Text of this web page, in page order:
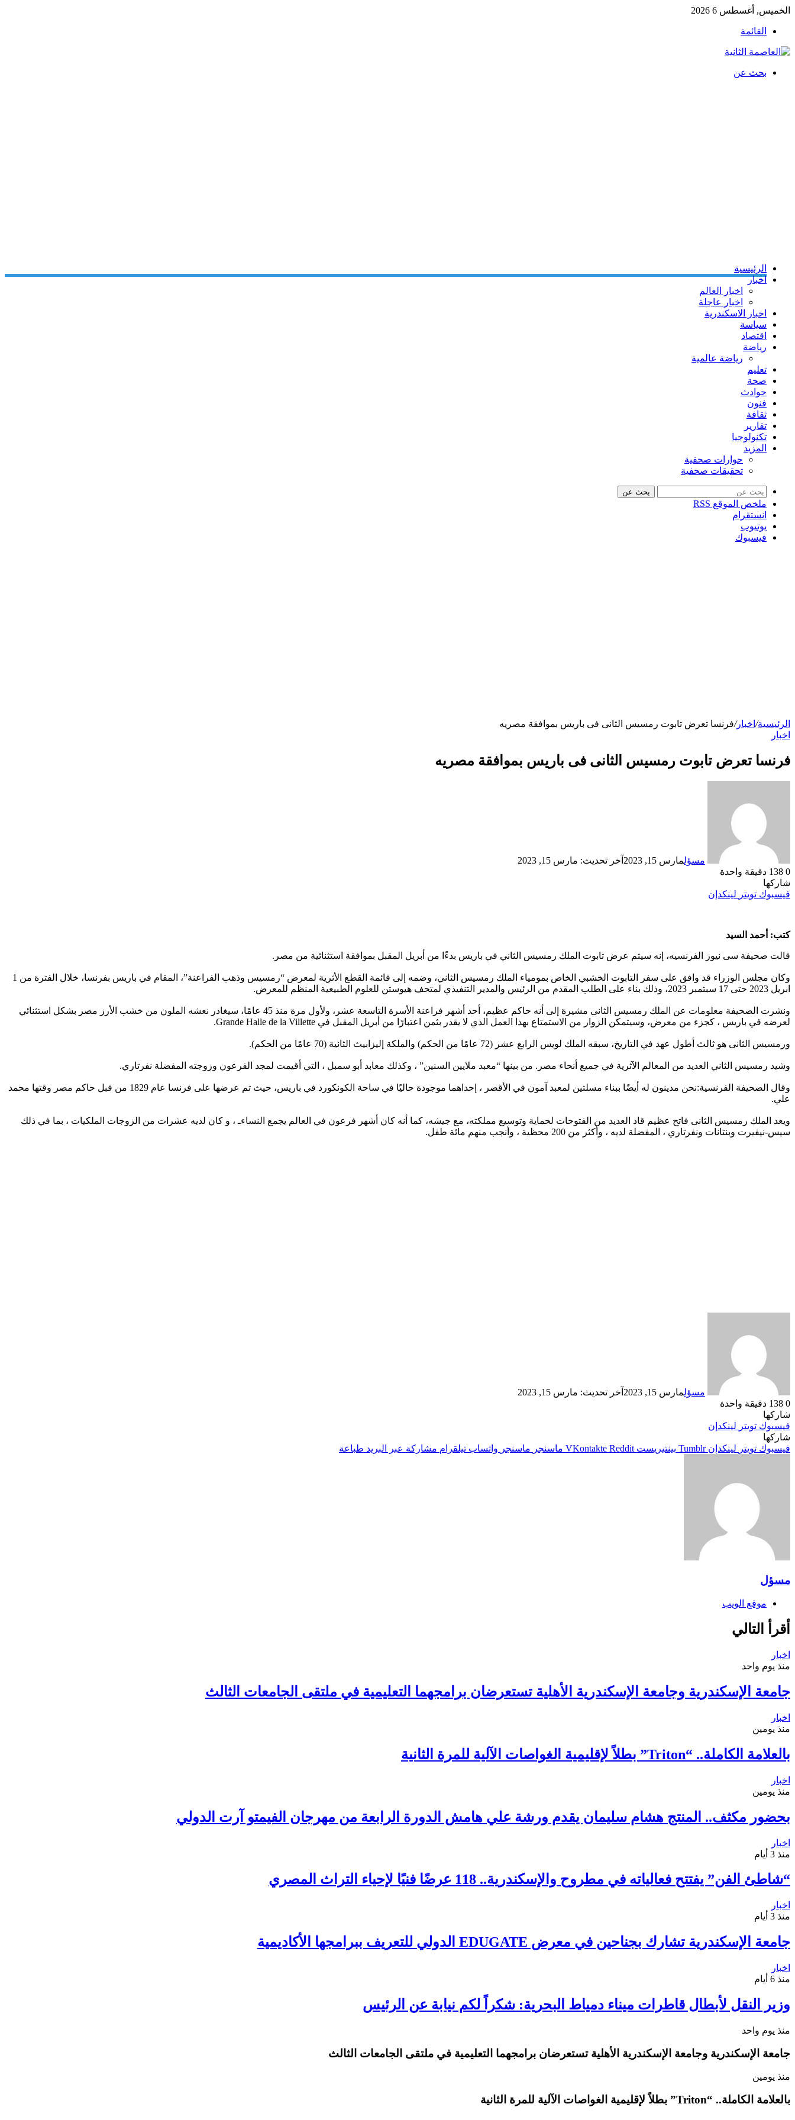
الخميس, أغسطس 6 2026
القائمة
بحث عن
الرئيسية
اخبار
اخبار العالم
اخبار عاجلة
اخبار الاسكندرية
سياسة
اقتصاد
رياضة
رياضة عالمية
تعليم
صحة
حوادث
فنون
ثقافة
تقارير
تكنولوجيا
المزيد
حوارات صحفية
تحقيقات صحفية
بحث عن
ملخص الموقع RSS
انستقرام
يوتيوب
فيسبوك
الرئيسية/ اخبار/فرنسا تعرض تابوت رمسيس الثانى فى باريس بموافقة مصريه
اخبار
فرنسا تعرض تابوت رمسيس الثانى فى باريس بموافقة مصريه
مسؤلمارس 15, 2023
آخر تحديث: مارس 15, 2023
0
دقيقة واحدة
شاركها
فيسبوك تويتر لينكدإن
كتب: أحمد السيد
قالت صحيفة سى نيوز الفرنسيه، إنه سيتم عرض تابوت الملك رمسيس الثاني في باريس بدءًا من أبريل المقبل بموافقة استثنائية من مصر.
وكان مجلس الوزراء قد وافق على سفر التابوت الخشبي الخاص بمومياء الملك رمسيس الثاني، وضمه إلى قائمة القطع الأثرية لمعرض “رمسيس وذهب الفراعنة”، المقام في باريس بفرنسا، خلال الفترة من 1
ابريل 2023 حتى 17 سبتمبر 2023، وذلك بناء على الطلب المقدم من الرئيس والمدير التنفيذي لمتحف هيوستن للعلوم الطبيعية المنظم للمعرض.
ونشرت الصحيفة معلومات عن الملك رمسيس الثانى مشيرة إلى أنه حاكم عظيم، أحد أشهر فراعنة الأسرة التاسعة عشر، ولأول مرة منذ 45 عامًا، سيغادر نعشه الملون من خشب الأرز مصر بشكل استثنائي
لعرضه في باريس ، كجزء من معرض، وسيتمكن الزوار من الاستمتاع بهذا العمل الذي لا يقدر بثمن اعتبارًا من أبريل المقبل في Grande Halle de la Villette.
ورمسيس الثانى هو ثالث أطول عهد في التاريخ، سبقه الملك لويس الرابع عشر (72 عامًا من الحكم) والملكة إليزابيث الثانية (70 عامًا من الحكم).
وشيد رمسيس الثاني العديد من المعالم الآثرية في جميع أنحاء مصر. من بينها “معبد ملايين السنين” ، وكذلك معابد أبو سمبل ، التي أقيمت لمجد الفرعون وزوجته المفضلة نفرتاري.
وقال الصحيفة الفرنسية:نحن مدينون له أيضًا ببناء مسلتين لمعبد آمون في الأقصر ، إحداهما موجودة حاليًا في ساحة الكونكورد في باريس، حيث تم عرضها على فرنسا عام 1829 من قبل حاكم مصر وقتها محمد
علي.
ويعد الملك رمسيس الثانى فاتح عظيم قاد العديد من الفتوحات لحماية وتوسيع مملكته، مع جيشه، كما أنه كان أشهر فرعون في العالم يجمع النساءـ ، و كان لديه عشرات من الزوجات الملكيات ، بما في ذلك
سيس-نيفيرت وبنتانات ونفرتاري ، المفضلة لديه ، وأكثر من 200 محظية ، وأنجب منهم مائة طفل.
مسؤلمارس 15, 2023
آخر تحديث: مارس 15, 2023
0
دقيقة واحدة
شاركها
فيسبوك تويتر لينكدإن
شاركها
فيسبوك تويتر لينكدإن بينتيريست ماسنجر ماسنجر واتساب تيلقرام مشاركة عبر البريد طباعة
مسؤل
موقع الويب
أقرأ التالي
اخبار
منذ يوم واحد
جامعة الإسكندرية وجامعة الإسكندرية الأهلية تستعرضان برامجهما التعليمية في ملتقى الجامعات الثالث
اخبار
منذ يومين
بالعلامة الكاملة.. “Triton” بطلاً لإقليمية الغواصات الآلية للمرة الثانية
اخبار
منذ يومين
بحضور مكثف.. المنتج هشام سليمان يقدم ورشة علي هامش الدورة الرابعة من مهرجان الفيمتو آرت الدولي
اخبار
منذ 3 أيام
“شاطئ الفن” يفتتح فعالياته في مطروح والإسكندرية.. 118 عرضًا فنيًا لإحياء التراث المصري
اخبار
منذ 3 أيام
جامعة الإسكندرية تشارك بجناحين في معرض EDUGATE الدولي للتعريف ببرامجها الأكاديمية
اخبار
منذ 6 أيام
وزير النقل لأبطال قاطرات ميناء دمياط البحرية: شكراً لكم نيابة عن الرئيس
منذ يوم واحد
جامعة الإسكندرية وجامعة الإسكندرية الأهلية تستعرضان برامجهما التعليمية في ملتقى الجامعات الثالث
منذ يومين
بالعلامة الكاملة.. “Triton” بطلاً لإقليمية الغواصات الآلية للمرة الثانية